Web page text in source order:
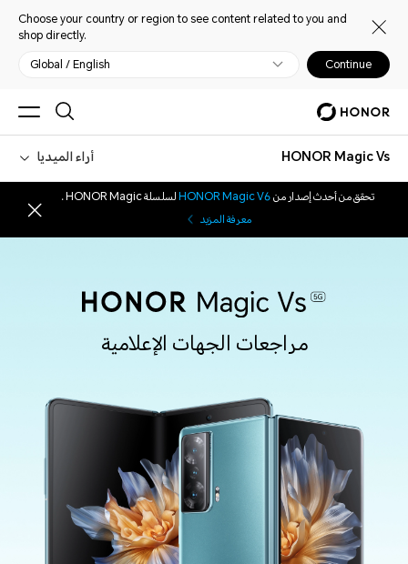
Choose your country or region to see content related to you and
shop directly.
Global / English Continue
HONOR Magic Vs أراء الميديا
تحقق من أحدث إصدار منHONOR Magic V6لسلسلة HONOR Magic .
معرفة المزيد
مراجعات الجهات الإعلامية